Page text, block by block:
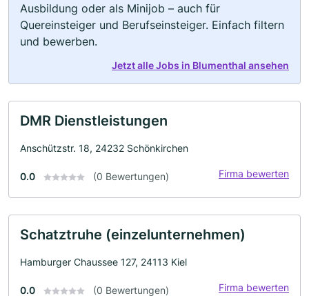
Ausbildung oder als Minijob – auch für
Quereinsteiger und Berufseinsteiger. Einfach filtern
und bewerben.
Jetzt alle Jobs in Blumenthal ansehen
DMR Dienstleistungen
Anschützstr. 18, 24232 Schönkirchen
0.0 (0 Bewertungen) Firma bewerten
Schatztruhe (einzelunternehmen)
Hamburger Chaussee 127, 24113 Kiel
0.0 (0 Bewertungen) Firma bewerten